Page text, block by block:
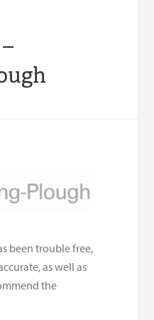
been trouble free,
as well as
the